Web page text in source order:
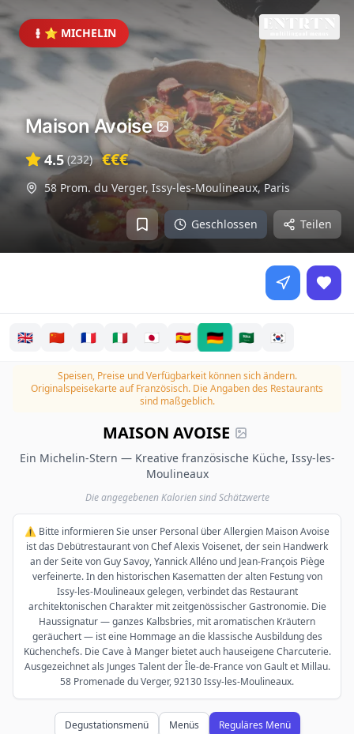
⭐ MICHELIN
Geschlossen Teilen
Maison Avoise
4.5 (232) €€€
58 Prom. du Verger, Issy-les-Moulineaux, Paris
🇬🇧 🇨🇳 🇫🇷 🇮🇹 🇯🇵 🇪🇸 🇩🇪 🇸🇦 🇰🇷
Speisen, Preise und Verfügbarkeit können sich ändern.
Originalspeisekarte auf Französisch. Die Angaben des Restaurants
sind maßgeblich.
MAISON AVOISE
Ein Michelin-Stern — Kreative französische Küche, Issy-les-
Moulineaux
Die angegebenen Kalorien sind Schätzwerte
⚠️ Bitte informieren Sie unser Personal über Allergien Maison Avoise
ist das Debütrestaurant von Chef Alexis Voisenet, der sein Handwerk
an der Seite von Guy Savoy, Yannick Alléno und Jean-François Piège
verfeinerte. In den historischen Kasematten der alten Festung von
Issy-les-Moulineaux gelegen, verbindet das Restaurant
architektonischen Charakter mit zeitgenössischer Gastronomie. Die
Haussignatur — ganzes Kalbsbries, mit aromatischen Kräutern
geräuchert — ist eine Hommage an die klassische Ausbildung des
Küchenchefs. Die Cave à Manger bietet auch hauseigene Charcuterie.
Ausgezeichnet als Junges Talent der Île-de-France von Gault et Millau.
58 Promenade du Verger, 92130 Issy-les-Moulineaux.
Degustationsmenü Menüs Reguläres Menü